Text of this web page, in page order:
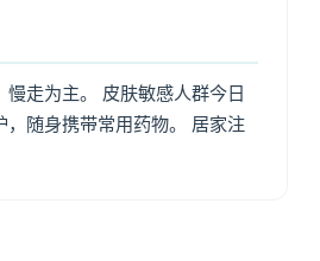
走为主。 皮肤敏感人群今日
随身携带常用药物。 居家注